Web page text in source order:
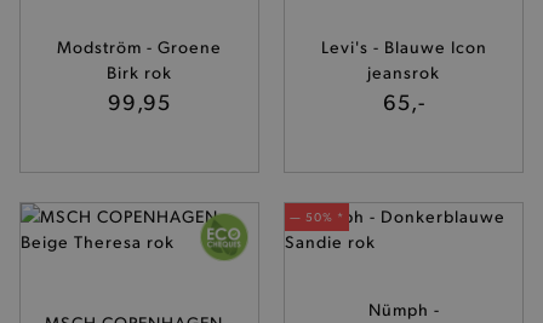
Modström - Groene
Birk rok
99,95
Levi's - Blauwe Icon
jeansrok
65,-
— 50% *
Nümph -